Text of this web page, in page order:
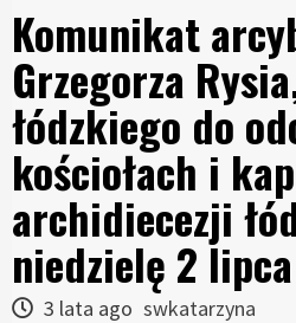
Komunikat
Grzegorza
łódzkiego do
kościołach i
archidiecezji
niedzielę 2
3 lata ago swkatarzyna